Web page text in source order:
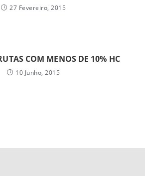
27 Fevereiro, 2015
COM MENOS DE 10% HC
10 Junho, 2015